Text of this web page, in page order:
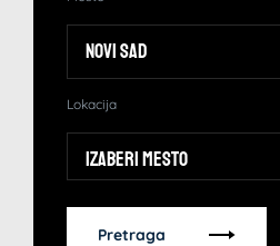
Lokacija
Izaberi mesto
Pretraga